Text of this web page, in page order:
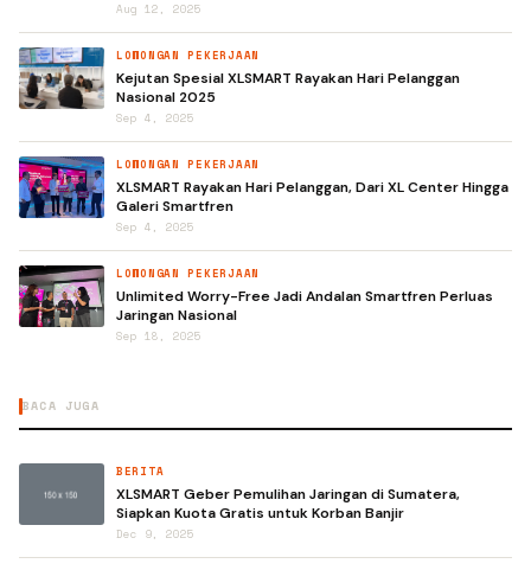
Aug 12, 2025
LOWONGAN PEKERJAAN
Kejutan Spesial XLSMART Rayakan Hari Pelanggan
Nasional 2025
Sep 4, 2025
LOWONGAN PEKERJAAN
XLSMART Rayakan Hari Pelanggan, Dari XL Center Hingga
Galeri Smartfren
Sep 4, 2025
LOWONGAN PEKERJAAN
Unlimited Worry-Free Jadi Andalan Smartfren Perluas
Jaringan Nasional
Sep 18, 2025
BACA JUGA
BERITA
XLSMART Geber Pemulihan Jaringan di Sumatera,
Siapkan Kuota Gratis untuk Korban Banjir
Dec 9, 2025